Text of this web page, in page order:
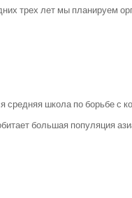
трех лет мы
школа по борьбе с
большая популяция